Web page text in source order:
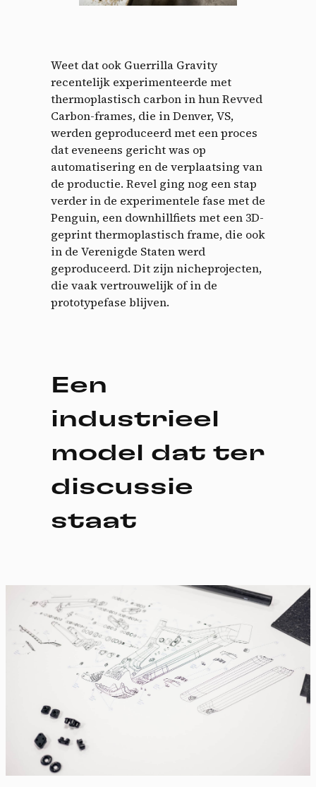
Weet dat ook Guerrilla Gravity
recentelijk experimenteerde met
thermoplastisch carbon in hun Revved
Carbon-frames, die in Denver, VS,
werden geproduceerd met een proces
dat eveneens gericht was op
automatisering en de verplaatsing van
de productie. Revel ging nog een stap
verder in de experimentele fase met de
Penguin, een downhillfiets met een 3D-
geprint thermoplastisch frame, die ook
in de Verenigde Staten werd
geproduceerd. Dit zijn nicheprojecten,
die vaak vertrouwelijk of in de
prototypefase blijven.
Een
industrieel
model dat ter
discussie
staat